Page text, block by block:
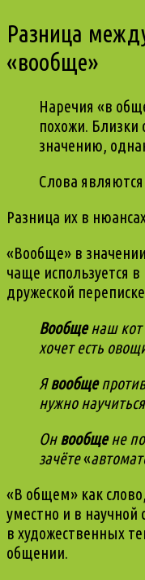
Разница
«вообще»
Наречия «в
похожи. Близки
значению,
Слова являются
Разница их в
«Вообще» в значении
чаще используется
дружеской
Вообщенаш кот
хочет есть
Явообще
нужно
Онвообщене
зачёте«
«В общем» как
уместно и в научной
в художественных
общении.